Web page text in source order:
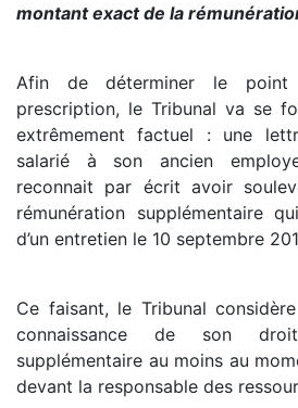
montant exact de la
Afin de déterminer le
prescription, le Tribunal va se
extrêmement factuel : une
salarié à son ancien
reconnait par écrit avoir
rémunération supplémentaire
d’un entretien le 10 septembre
Ce faisant, le Tribunal
connaissance de son
supplémentaire au moins au
devant la responsable des